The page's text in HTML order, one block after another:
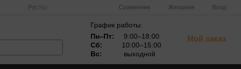
Рус Сравнение Желания Вход
График работы:
Пн–Пт:
9:00–18:00
Сб:
10:00–15:00
Вс:
выходной
Мой заказ